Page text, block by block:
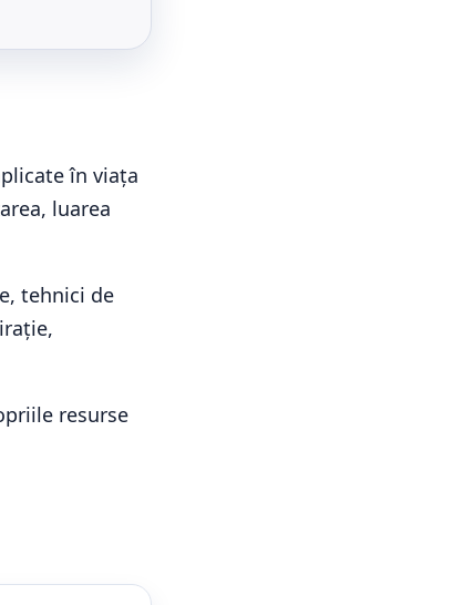
în viața
luarea
tehnici de
resurse